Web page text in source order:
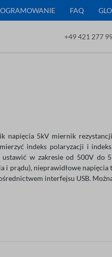
FAQ
+49 421 277
napięcia 5kV miernik
indeks polaryzacji i
w zakresie od 500V do
i prądu), nieprawidłowe
interfejsu USB.